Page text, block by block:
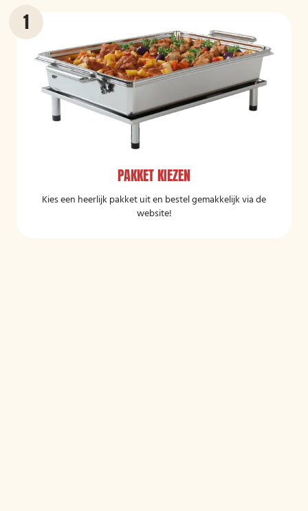
PAKKET KIEZEN
Kies een heerlijk pakket uit en bestel gemakkelijk via de
website!